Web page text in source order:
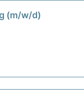
(m/w/d)